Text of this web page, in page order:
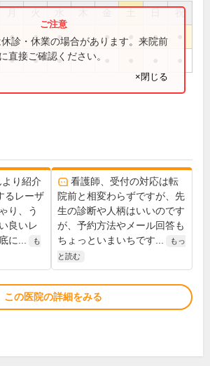
祝
● ● ● ● ●
● ● ●
診・休業の場合があります。来院前
直接ご確認ください。
×閉じる
り紹介
るレーザ
り、う
良いレ
に...
も
看護師、受付の対応は転
院前と相変わらずですが、先
生の診断や人柄はいいのです
が、予約方法やメール回答も
ちょっといまいちです...
もっ
と読む
この医院の詳細をみる